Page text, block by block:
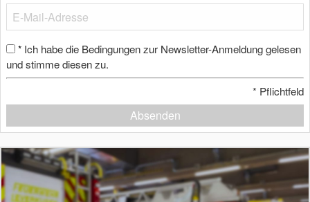
* Ich habe die Bedingungen zur Newsletter-Anmeldung gelesen
und stimme diesen zu.
* Pflichtfeld
Absenden